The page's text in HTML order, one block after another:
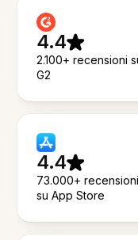
4.4
2.100+ recensioni
G2
4.4
73.000+ recensioni
su App Store